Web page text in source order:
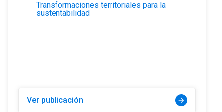
Transformaciones territoriales para la
sustentabilidad
Ver publicación arrow_forward